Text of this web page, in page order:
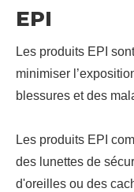
EPI
Les produits EPI
minimiser
blessures et des
Les produits EPI
des lunettes de
d'oreilles ou des